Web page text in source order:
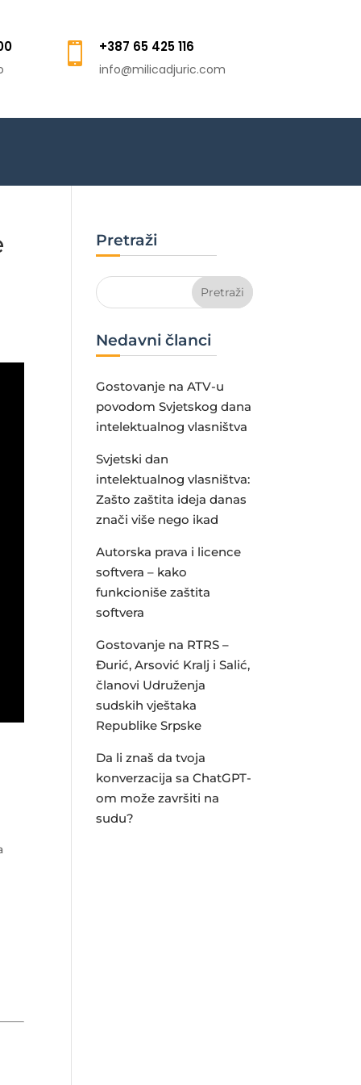
 +387 65 425 116
info@milicadjuric.com
Pretraži
Nedavni članci
Gostovanje na ATV-u
povodom Svjetskog dana
intelektualnog vlasništva
Svjetski dan
intelektualnog vlasništva:
Zašto zaštita ideja danas
znači više nego ikad
Autorska prava i licence
softvera – kako
funkcioniše zaštita
softvera
Gostovanje na RTRS –
Đurić, Arsović Kralj i Salić,
članovi Udruženja
sudskih vještaka
Republike Srpske
Da li znaš da tvoja
konverzacija sa ChatGPT-
om može završiti na
sudu?